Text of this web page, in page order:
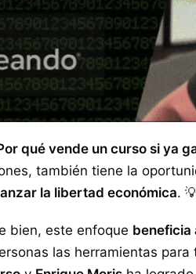
qué vende un curso si ya
también tiene la
la libertad económica.
bien, este enfoque beneficia
las herramientas